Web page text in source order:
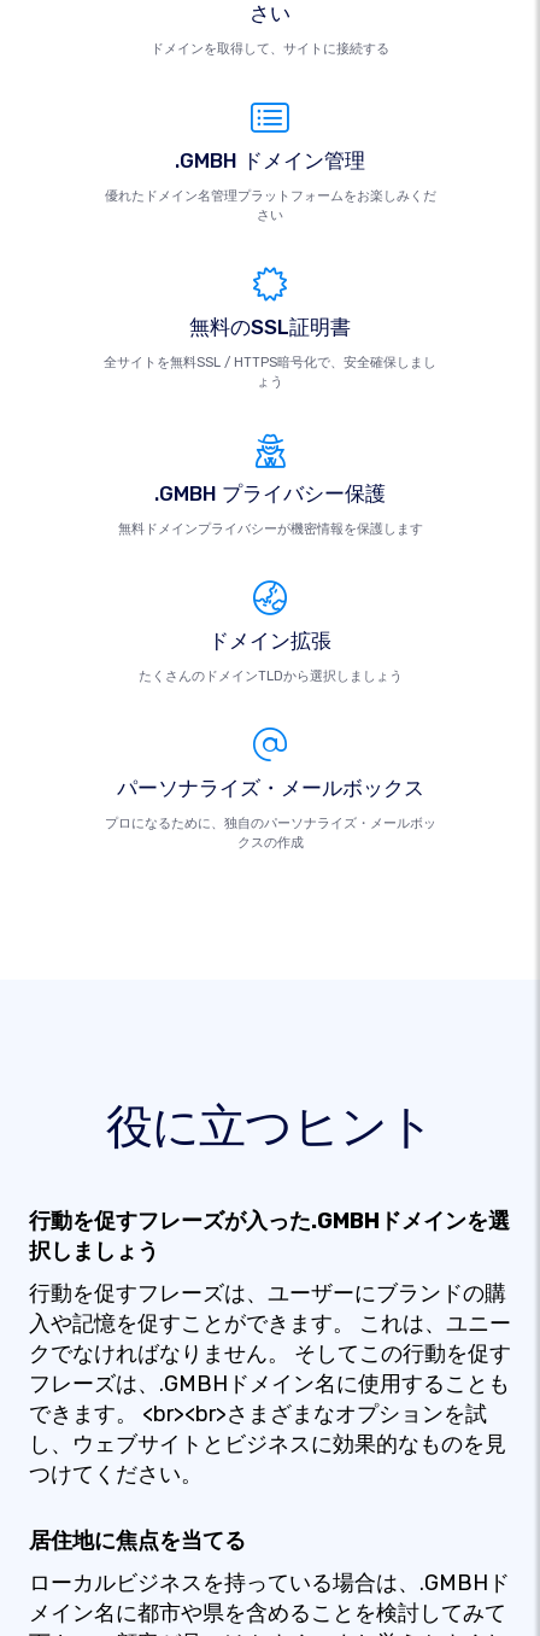
さい
ドメインを取得して、サイトに接続する
.GMBH ドメイン管理
優れたドメイン名管理プラットフォームをお楽しみくだ
さい
無料のSSL証明書
全サイトを無料SSL / HTTPS暗号化で、安全確保しまし
ょう
.GMBH プライバシー保護
無料ドメインプライバシーが機密情報を保護します
ドメイン拡張
たくさんのドメインTLDから選択しましょう
パーソナライズ・メールボックス
プロになるために、独自のパーソナライズ・メールボッ
クスの作成
役に立つヒント
行動を促すフレーズが入った.GMBHドメインを選
択しましょう
行動を促すフレーズは、ユーザーにブランドの購
入や記憶を促すことができます。 これは、ユニー
クでなければなりません。 そしてこの行動を促す
フレーズは、.GMBHドメイン名に使用することも
できます。 <br><br>さまざまなオプションを試
し、ウェブサイトとビジネスに効果的なものを見
つけてください。
居住地に焦点を当てる
ローカルビジネスを持っている場合は、.GMBHド
メイン名に都市や県を含めることを検討してみて